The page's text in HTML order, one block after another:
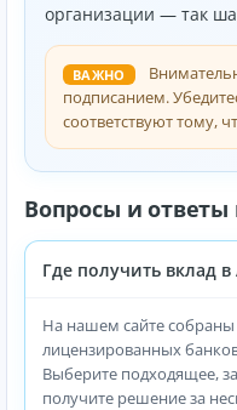
организации — так
ВАЖНО
подписанием.
соответствуют тому,
Вопросы и ответы
Где получить вклад
На нашем сайте
лицензированных
Выберите подходящее,
получите решение за